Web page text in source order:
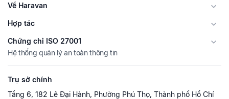
Về Haravan
Hợp tác
Chứng chỉ ISO 27001
Hệ thống quản lý an toàn thông tin
Trụ sở chính
Tầng 6, 182 Lê Đại Hành, Phường Phú Thọ, Thành phố Hồ Chí